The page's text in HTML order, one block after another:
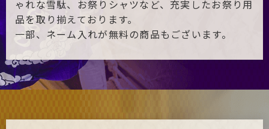
ゃれな雪駄、お祭りシャツなど、充実したお祭り用
品を取り揃えております。
一部、ネーム入れが無料の商品もございます。